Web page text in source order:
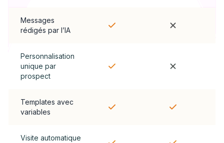
Messages
rédigés par l’IA
Personnalisation
unique par
prospect
Templates avec
variables
Visite automatique